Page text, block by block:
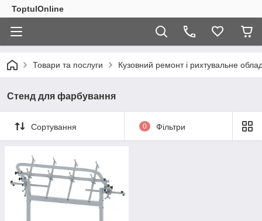
ToptulOnline
Товари та послуги Кузовний ремонт і рихтувальне
Стенд для фарбування
Сортування 0 Фільтри